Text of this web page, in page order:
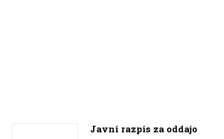
Javni razpis za oddajo